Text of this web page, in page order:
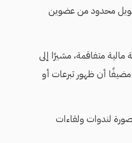
محدود من عضوين
متفاقمة، مشيرًا إلى
خمس سنوات إلى 25 ألف جنيه حاليًا، مضيفًا أن ظهور تبرعات أو
لندوات ولقاءات